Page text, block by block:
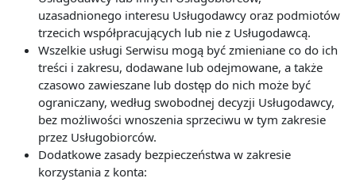
uzasadnionego interesu Usługodawcy oraz podmiotów
trzecich współpracujących lub nie z Usługodawcą.
Wszelkie usługi Serwisu mogą być zmieniane co do ich
treści i zakresu, dodawane lub odejmowane, a także
czasowo zawieszane lub dostęp do nich może być
ograniczany, według swobodnej decyzji Usługodawcy,
bez możliwości wnoszenia sprzeciwu w tym zakresie
przez Usługobiorców.
Dodatkowe zasady bezpieczeństwa w zakresie
korzystania z konta: